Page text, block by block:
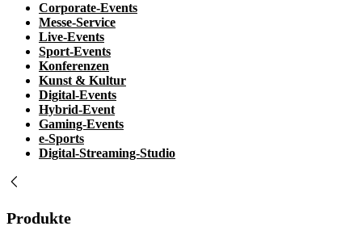
Corporate-Events
Messe-Service
Live-Events
Sport-Events
Konferenzen
Kunst & Kultur
Digital-Events
Hybrid-Event
Gaming-Events
e-Sports
Digital-Streaming-Studio
Produkte